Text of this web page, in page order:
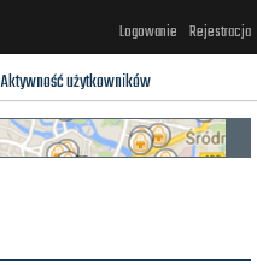
Logowanie Rejestracja
Aktywność użytkowników